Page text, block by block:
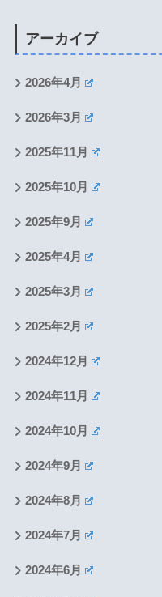
アーカイブ
2026年4月
2026年3月
2025年11月
2025年10月
2025年9月
2025年4月
2025年3月
2025年2月
2024年12月
2024年11月
2024年10月
2024年9月
2024年8月
2024年7月
2024年6月